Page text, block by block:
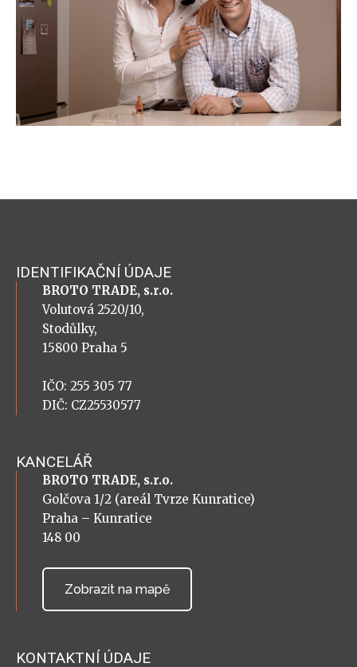
IDENTIFIKAČNÍ ÚDAJE
BROTO TRADE, s.r.o.
Volutová 2520/10,
Stodůlky,
15800 Praha 5
IČO: 255 305 77
DIČ: CZ25530577
KANCELÁŘ
BROTO TRADE, s.r.o.
Golčova 1/2 (areál Tvrze Kunratice)
Praha – Kunratice
148 00
Zobrazit na mapě
KONTAKTNÍ ÚDAJE